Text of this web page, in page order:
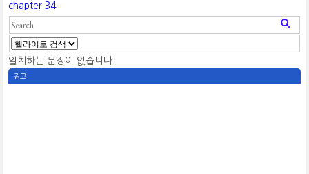
chapter 34
일치하는 문장이 없습니다.
광고